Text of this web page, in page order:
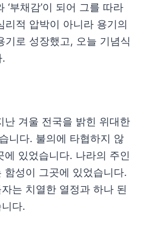
‘부채감’이 되어 그를 따라
리적 압박이 아니라 용기의
기로 성장했고, 오늘 기념식
.
난 겨울 전국을 밝힌 위대한
니다. 불의에 타협하지 않
에 있었습니다. 나라의 주인
함성이 그곳에 있었습니다.
는 치열한 열정과 하나 된
다.